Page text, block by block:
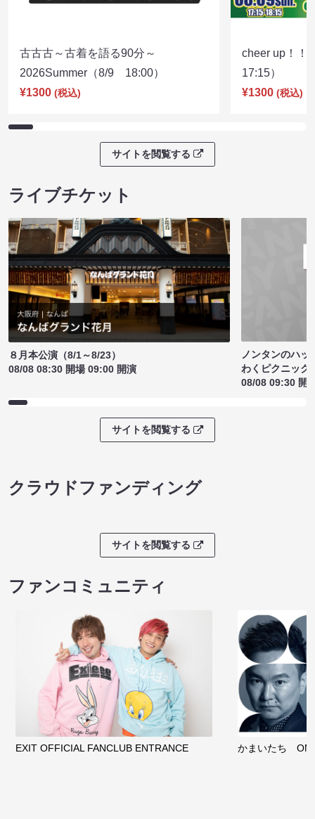
古古古～古着を語る90分～
2026Summer（8/9 18:00）
¥1300 (税込)
cheer up！
17:15）
¥1300 (税込)
サイトを閲覧する
ライブチケット
８月本公演（8/1～8/23）
08/08 08:30 開場 09:00 開演
ノンタンのハッ
わくピクニック
08/08 09:30 開
サイトを閲覧する
クラウドファンディング
サイトを閲覧する
ファンコミュニティ
EXIT OFFICIAL FANCLUB ENTRANCE かまいたち